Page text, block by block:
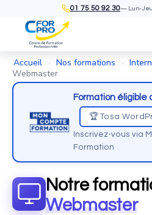
01 75 50 92 30— Lun-Jeu
Accueil › Nos formations ›
Webmaster
Formation éligible
🏆 Tosa
Inscrivez-vous via
Formation
Notre
Webmaster